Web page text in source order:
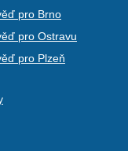
pro Brno
pro Ostravu
pro Plzeň